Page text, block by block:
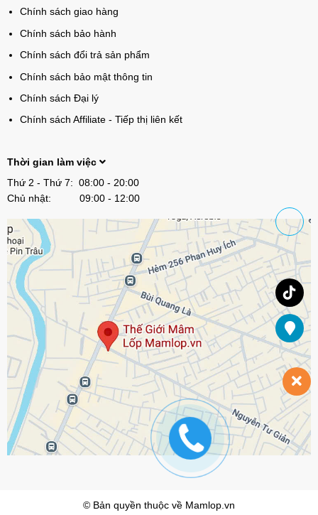
Chính sách giao hàng
Chính sách bảo hành
Chính sách đổi trả sản phẩm
Chính sách bảo mật thông tin
Chính sách Đại lý
Chính sách Affiliate - Tiếp thị liên kết
Thời gian làm việc
Thứ 2 - Thứ 7: 08:00 - 20:00
Chủ nhật: 09:00 - 12:00
© Bản quyền thuộc về Mamlop.vn